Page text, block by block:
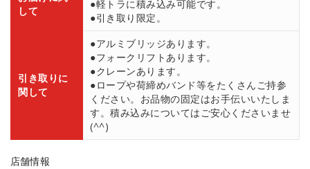
して
●軽トラに積み込み可能です。
●引き取り限定。
引き取りに
関して
●アルミブリッジあります。
●フォークリフトあります。
●クレーンあります。
●ロープや荷締めバンド等をたくさんご持参
ください。お品物の固定はお手伝いいたしま
す。積み込みについてはご安心くださいませ
(^^)
店舗情報